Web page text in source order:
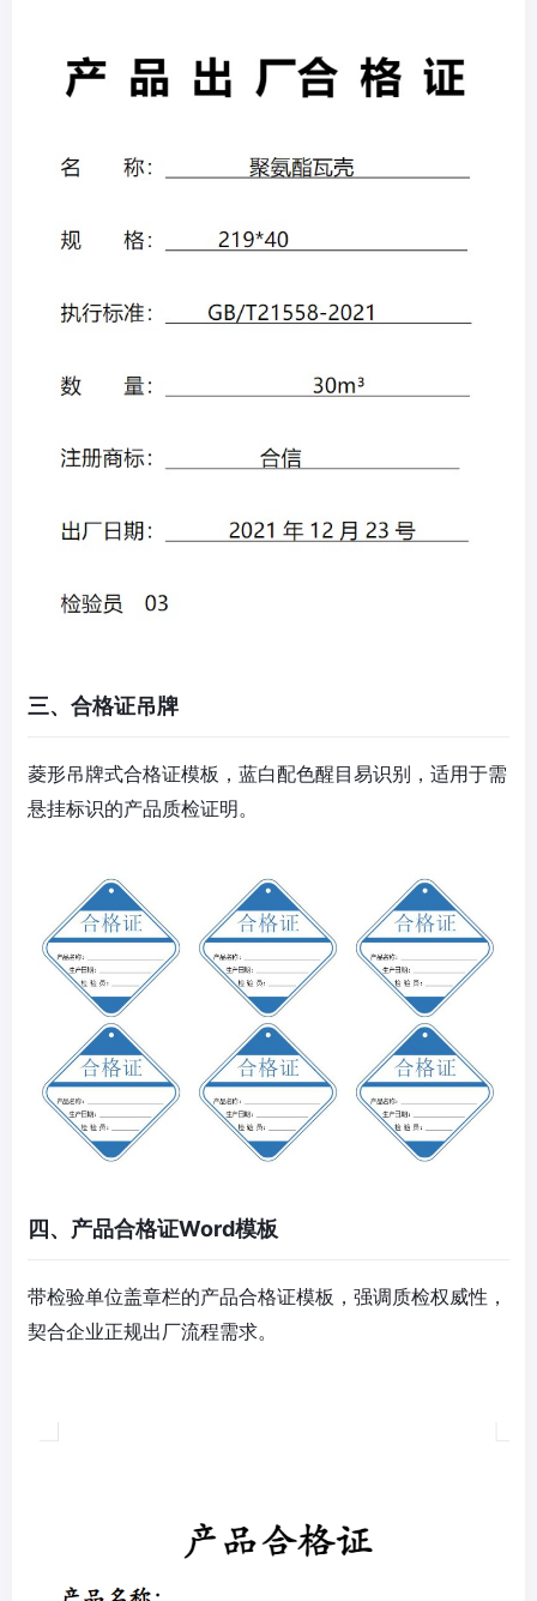
三、合格证吊牌
菱形吊牌式合格证模板，蓝白配色醒目易识别，适用于需
悬挂标识的产品质检证明。
四、产品合格证Word模板
带检验单位盖章栏的产品合格证模板，强调质检权威性，
契合企业正规出厂流程需求。